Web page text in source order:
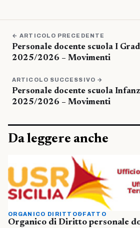
← ARTICOLO PRECEDENTE
Personale docente scuola I
2025/2026 – Movimenti
ARTICOLO SUCCESSIVO →
Personale docente scuola
2025/2026 – Movimenti
Da leggere anche
ORGANICO DIRITTO&FATTO
Organico di Diritto personale